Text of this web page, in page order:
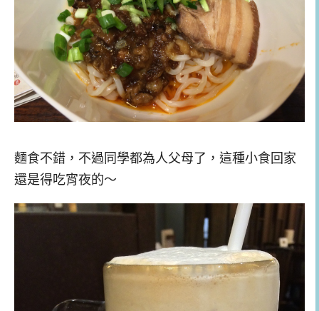
麵食不錯，不過同學都為人父母了，這種小食回家
還是得吃宵夜的～